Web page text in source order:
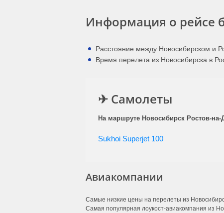
Информация о рейсе
Расстояние между Новосибирском и
Время перелета из Новосибирска в
✈ Самолеты
На маршруте Новосибирск Ростов-на-
Sukhoi Superjet 100
Авиакомпании
Самые низкие цены на перелеты из
Самая популярная лоукост-авиакомпания из